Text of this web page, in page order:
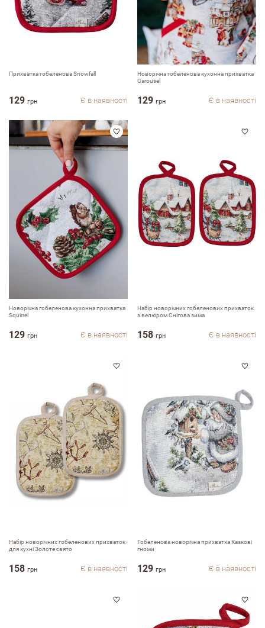
Прихватка гобеленова Snowfall
129 грн Є в наявності
Новорічна гобеленова кухонна прихватка
Carousel
129 грн Є в наявності
Новорічна гобеленова кухонна прихватка
Squirrel
129 грн Є в наявності
Набір новорічних гобеленових прихваток
з велюром Снігова зима
158 грн Є в наявності
Набір новорічних гобеленових прихваток
для кухні Золоте свято
158 грн Є в наявності
Гобеленова новорічна прихватка Казкові
гноми
129 грн Є в наявності